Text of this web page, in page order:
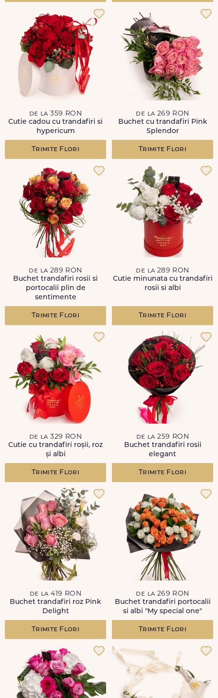
de la 359 RON
Cutie cadou cu trandafiri si
hypericum
Trimite Flori
de la 269 RON
Buchet cu trandafiri Pink
Splendor
Trimite Flori
de la 289 RON
Buchet trandafiri rosii si
portocalii plin de
sentimente
Trimite Flori
de la 289 RON
Cutie minunata cu trandafiri
rosii si albi
Trimite Flori
de la 329 RON
Cutie cu trandafiri roșii, roz
și albi
Trimite Flori
de la 259 RON
Buchet trandafiri rosii
elegant
Trimite Flori
de la 419 RON
Buchet trandafiri roz Pink
Delight
Trimite Flori
de la 269 RON
Buchet trandafiri portocalii
si albi "My special one"
Trimite Flori